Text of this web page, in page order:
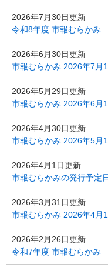
2026年7月30日更新
令和8年度 市報むらかみ
2026年6月30日更新
市報むらかみ 2026年7月
2026年5月29日更新
市報むらかみ 2026年6月
2026年4月30日更新
市報むらかみ 2026年5月
2026年4月1日更新
市報むらかみの発行予定
2026年3月31日更新
市報むらかみ 2026年4月
2026年2月26日更新
令和7年度 市報むらかみ